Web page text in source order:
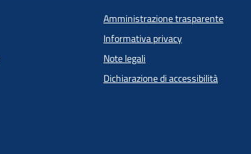
Amministrazione trasparente
Informativa privacy
Note legali
Dichiarazione di accessibilità